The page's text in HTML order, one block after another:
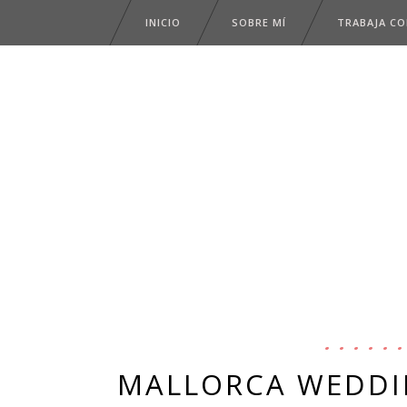
INICIO SOBRE MÍ TRABAJA
MALLORCA